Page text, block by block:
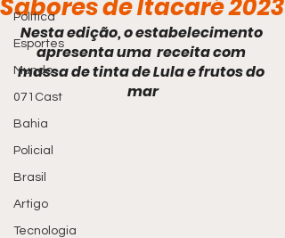
Política
Esportes
Mundo
071Cast
Bahia
Policial
Brasil
Artigo
Tecnologia
Sabores de Itacaré 2023
Nesta edição, o estabelecimento
apresenta uma  receita com
massa de tinta de Lula e frutos do
mar